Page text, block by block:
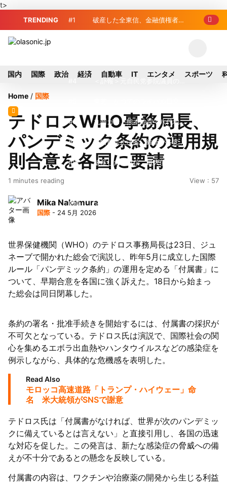
t>
TRENDING #1 破産した全東信、金融債権者リ
の真紀子氏
元社長が取締役に就任—再上場に向け視
界良好
#6 九州ガス、熊本地震で八代地区
のガス供給停止 「2次災害防止」を理
由に
#7 犬猫食禁止法案、維新が各党と
調整 中華料理店の提供に懸念
#8 破産した全東信、最大債権者は
ンクにも影響拡大
「人感センサー搭載ファン付LEDミニラ
#10 榛葉幹事長、辺野古沖事故で
訪問中
国内 国際 政治 経済 自動車 IT エンタメ スポーツ
Home / 国際
テドロスWHO事務局長、
パンデミック条約の運用規
則合意を各国に要請
1 minutes reading View : 57
Mika Nakamura
国際 - 24 5月 2026
世界保健機関（WHO）のテドロス事務局長は23日、ジュ
ネーブで開かれた総会で演説し、昨年5月に成立した国際
ルール「パンデミック条約」の運用を定める「付属書」に
ついて、早期合意を各国に強く訴えた。18日から始まっ
た総会は同日閉幕した。
条約の署名・批准手続きを開始するには、付属書の採択が
不可欠となっている。テドロス氏は演説で、国際社会の関
心を集めるエボラ出血熱やハンタウイルスなどの感染症を
例示しながら、具体的な危機感を表明した。
Read Also
モロッコ高速道路「トランプ・ハイウェー」命
名 米大統領がSNSで謝意
テドロス氏は「付属書がなければ、世界が次のパンデミッ
クに備えているとは言えない」と直接引用し、各国の迅速
な対応を促した。この発言は、新たな感染症の脅威への備
えが不十分であるとの懸念を反映している。
付属書の内容は、ワクチンや治療薬の開発から生じる利益